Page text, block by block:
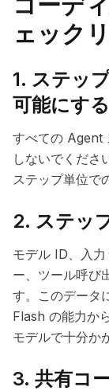
ェック
1. ステッ
可能にする
すべての Agent
しないでくださ
ステップ単位で
2. ステッ
モデル ID、入
ー、ツール呼び
す。このデータ
Flash の能力か
モデルで十分か
3. 共有コ